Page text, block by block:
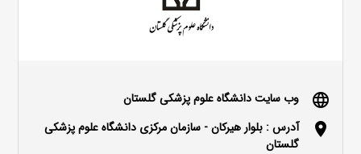
language وب سایت دانشگاه علوم پزشکی گلستان
location_on
آدرس : بلوار هیرکان - سازمان مرکزی دانشگاه علوم پزشکی
گلستان